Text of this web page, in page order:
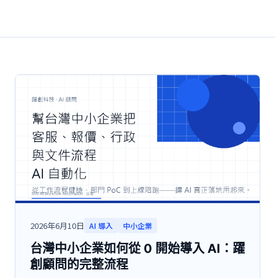
2026年6月10日 AI 導入 中小企業
台灣中小企業如何從 0 開始導入 AI：躍
創顧問的完整流程